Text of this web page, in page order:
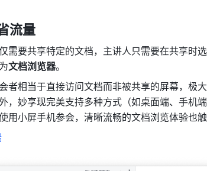
流量
需要共享特定的文档，主讲人只需要在共享时
文档浏览器。
者相当于直接访问文档而非被共享的屏幕，极
，妙享现完美支持多种方式（如桌面端、手机
用小屏手机参会，清晰流畅的文档浏览体验也